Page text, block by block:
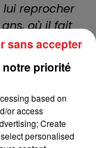
reprocher
où il fait
fautif, il trouve
poteau.
de sortir de
une 3
? Réponse
notre priorité
based on
or access
Create
personalised
sans accepter